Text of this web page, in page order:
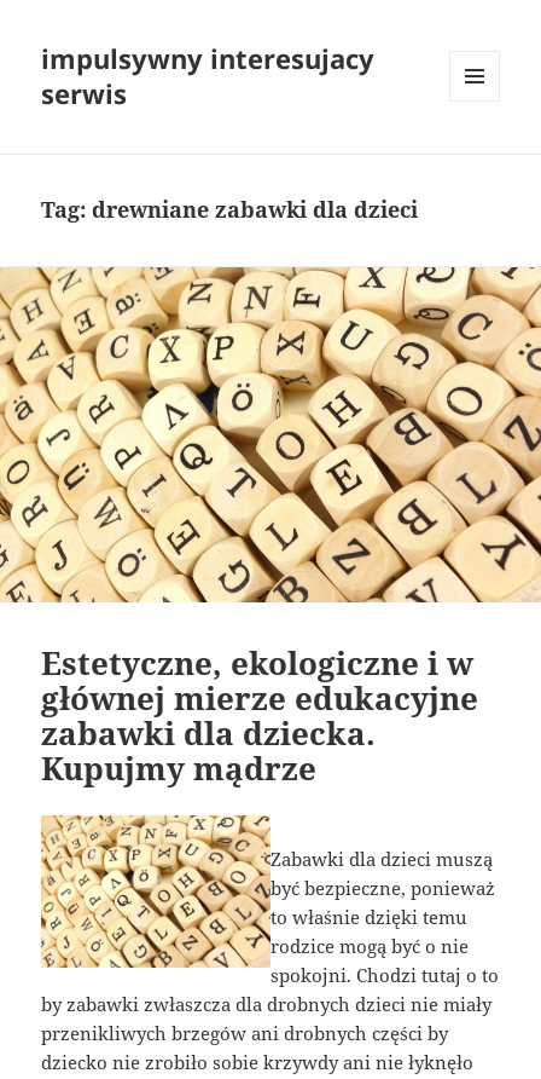
impulsywny interesujacy
serwis
Tag:drewniane zabawki dla dzieci
Estetyczne, ekologiczne i w
głównej mierze edukacyjne
zabawki dla dziecka.
Kupujmy mądrze
Zabawki dla dzieci muszą
być bezpieczne, ponieważ
to właśnie dzięki temu
rodzice mogą być o nie
spokojni. Chodzi tutaj o to
by zabawki zwłaszcza dla drobnych dzieci nie miały
przenikliwych brzegów ani drobnych części by
dziecko nie zrobiło sobie krzywdy ani nie łyknęło